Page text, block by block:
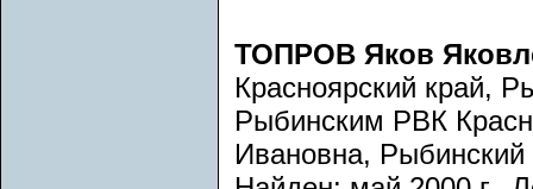
ТОПРОВ Яков
Красноярский край,
Рыбинским РВК
Ивановна,